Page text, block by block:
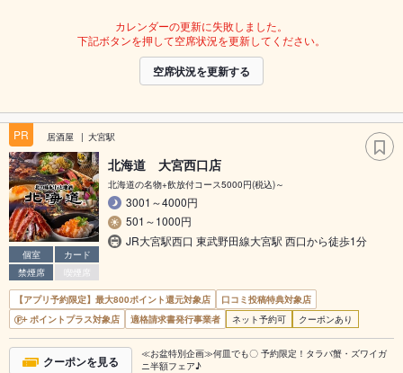
カレンダーの更新に失敗しました。
下記ボタンを押して空席状況を更新してください。
空席状況を更新する
PR 居酒屋 大宮駅
個室
カード
禁煙席
喫煙席
北海道 大宮西口店
北海道の名物+飲放付コース5000円(税込)～
3001～4000円
501～1000円
JR大宮駅西口 東武野田線大宮駅 西口から徒歩1分
【アプリ予約限定】最大800ポイント還元対象店
口コミ投稿特典対象店
ポイントプラス対象店
適格請求書発行事業者 ネット予約可 クーポンあり
クーポンを見る
≪お盆特別企画≫何皿でも〇 予約限定！タラバ蟹・ズワイガ
ニ半額フェア♪